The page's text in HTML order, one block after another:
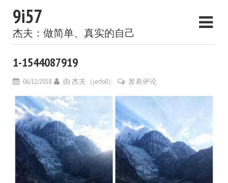
9i57
杰夫：做简单、真实的自己
1-1544087919
06/12/2018 由 杰夫（jerfo0） 发表评论